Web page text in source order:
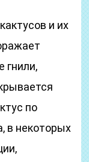
и их
гнили,
по
в некоторых